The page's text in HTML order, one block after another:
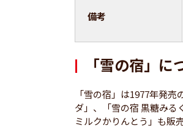
備考
「雪の宿」に
「雪の宿」は1977年発
ダ」、「雪の宿 黒糖みる
ミルクかりんとう」も販売